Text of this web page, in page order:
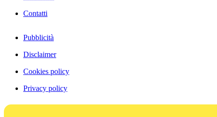
Contatti
Pubblicità
Disclaimer
Cookies policy
Privacy policy